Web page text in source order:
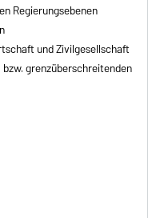
Regierungsebenen
und Zivilgesellschaft
grenzüberschreitenden